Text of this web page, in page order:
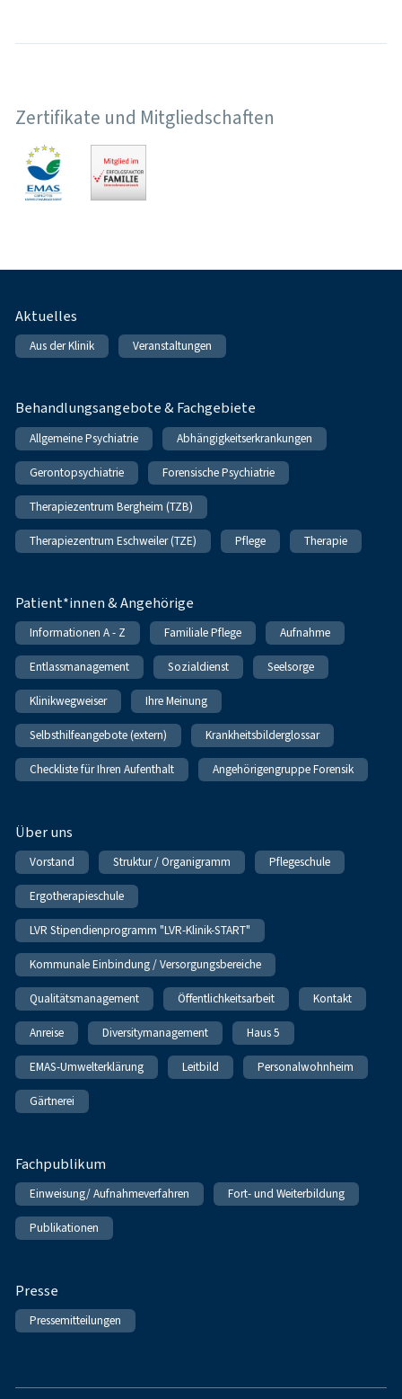
Zertifikate und Mitgliedschaften
Fußnavigation
Aktuelles
Aus der Klinik Veranstaltungen
Behandlungsangebote & Fachgebiete
Allgemeine Psychiatrie Abhängigkeitserkrankungen
Gerontopsychiatrie Forensische Psychiatrie
Therapiezentrum Bergheim (TZB)
Therapiezentrum Eschweiler (TZE) Pflege Therapie
Patient*innen & Angehörige
Informationen A - Z Familiale Pflege Aufnahme
Entlassmanagement Sozialdienst Seelsorge
Klinikwegweiser Ihre Meinung
Selbsthilfeangebote (extern) Krankheitsbilderglossar
Checkliste für Ihren Aufenthalt Angehörigengruppe Forensik
Über uns
Vorstand Struktur / Organigramm Pflegeschule
Ergotherapieschule
LVR Stipendienprogramm "LVR-Klinik-START"
Kommunale Einbindung / Versorgungsbereiche
Qualitätsmanagement Öffentlichkeitsarbeit Kontakt
Anreise Diversitymanagement Haus 5
EMAS-Umwelterklärung Leitbild Personalwohnheim
Gärtnerei
Fachpublikum
Einweisung/ Aufnahmeverfahren Fort- und Weiterbildung
Publikationen
Presse
Pressemitteilungen